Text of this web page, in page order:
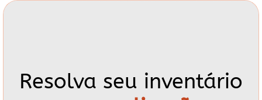
Resolva seu inventário